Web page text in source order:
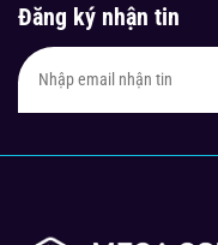
Đăng ký nhận tin